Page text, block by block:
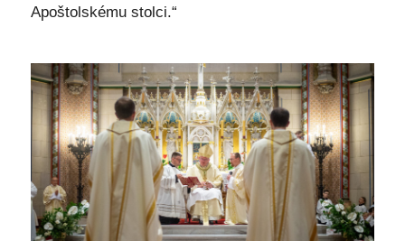
Apoštolskému stolci.“